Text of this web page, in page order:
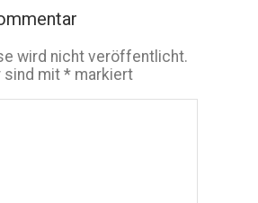
wird nicht veröffentlicht.
sind mit * markiert